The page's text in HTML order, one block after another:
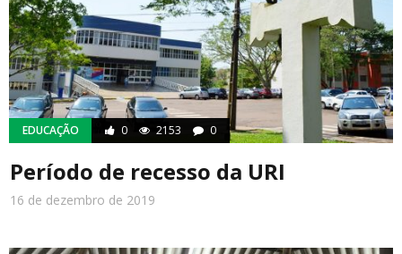
EDUCAÇÃO 0 2153 0
Período de recesso da URI
16 de dezembro de 2019